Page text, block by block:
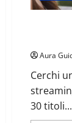
Aura
Cerchi
30 titoli...